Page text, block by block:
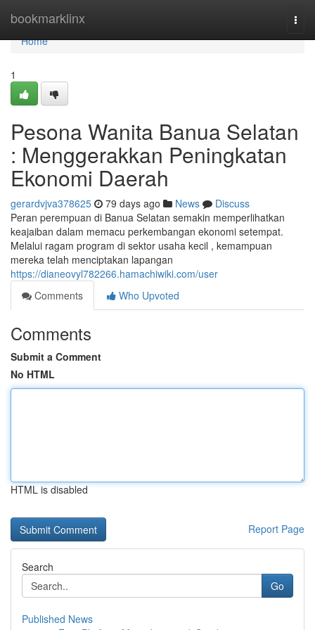
bookmarklinx
Home
Home
1
Pesona Wanita Banua Selatan
: Menggerakkan Peningkatan
Ekonomi Daerah
gerardvjva378625 79 days ago News
Discuss
Peran perempuan di Banua Selatan semakin memperlihatkan
keajaiban dalam memacu perkembangan ekonomi setempat.
Melalui ragam program di sektor usaha kecil , kemampuan
mereka telah menciptakan lapangan
https://dianeovyl782266.hamachiwiki.com/user
Comments
Who Upvoted
Comments
Submit a Comment
No HTML
HTML is disabled
Report Page
Search
Go
Published News